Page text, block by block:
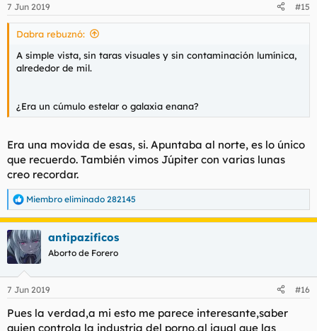
7 Jun 2019 #15
Dabra rebuznó:
A simple vista, sin taras visuales y sin contaminación lumínica,
alrededor de mil.
¿Era un cúmulo estelar o galaxia enana?
Era una movida de esas, si. Apuntaba al norte, es lo único
que recuerdo. También vimos Júpiter con varias lunas
creo recordar.
R
e
a
c
c
e
:
Miembro eliminado 282145
antipazificos
Aborto de Forero
7 Jun 2019 #16
Pues la verdad,a mi esto me parece interesante,saber
quien controla la industria del porno,al igual que las